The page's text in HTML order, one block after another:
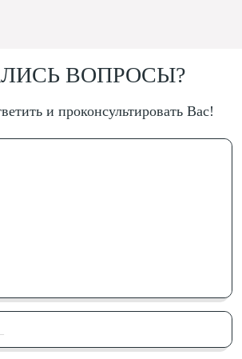
ВОПРОСЫ?
и проконсультировать Вас!